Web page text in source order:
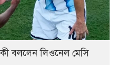
বললেন লিওনেল মেসি